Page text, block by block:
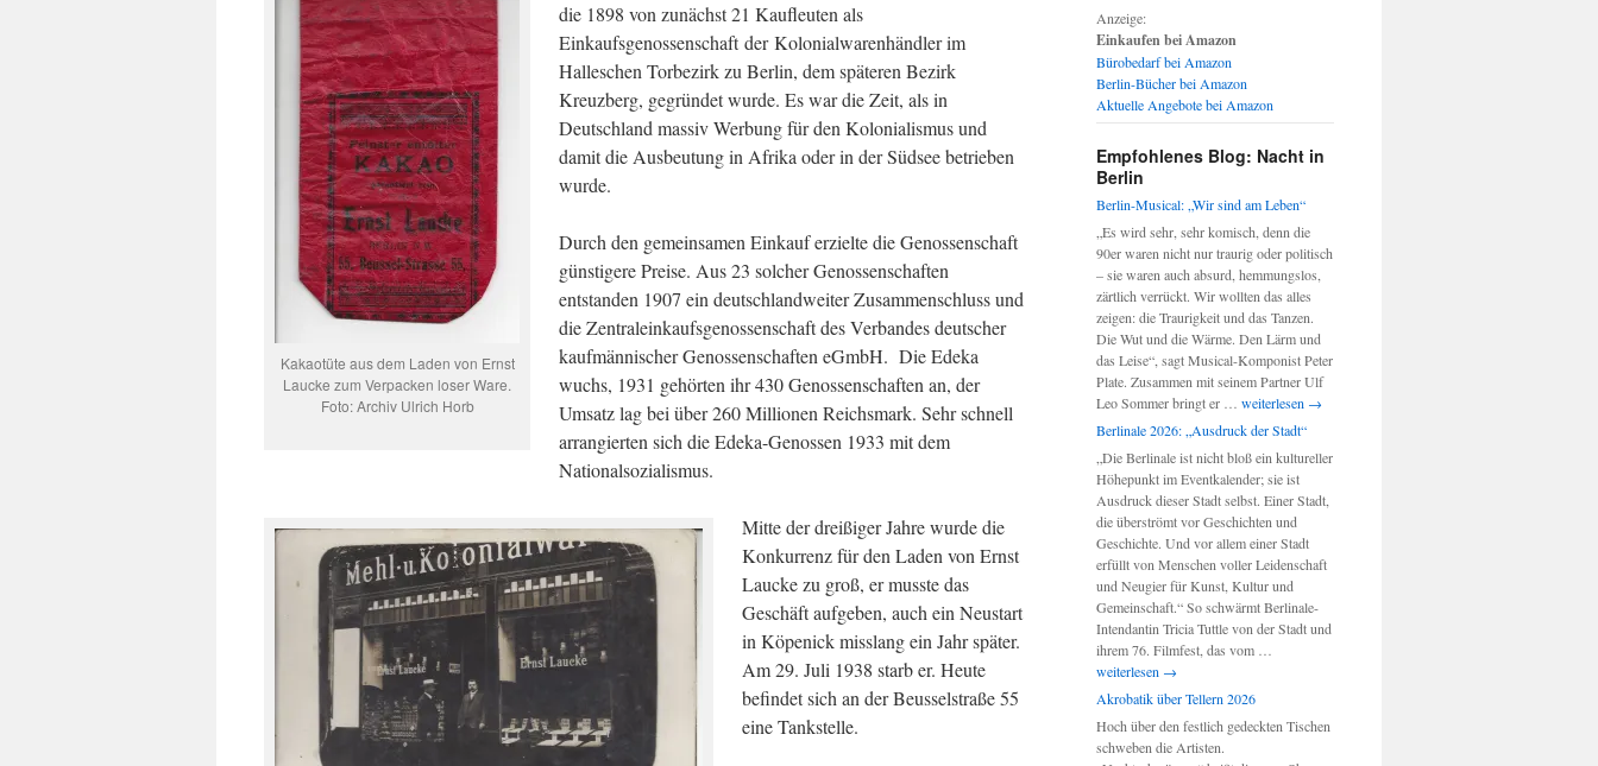
Kakaotüte aus dem Laden von Ernst
Laucke zum Verpacken loser Ware.
Foto: Archiv Ulrich Horb
die 1898 von zunächst 21 Kaufleuten als
Einkaufsgenossenschaft der Kolonialwarenhändler im
Halleschen Torbezirk zu Berlin, dem späteren Bezirk
Kreuzberg, gegründet wurde. Es war die Zeit, als in
Deutschland massiv Werbung für den Kolonialismus und
damit die Ausbeutung in Afrika oder in der Südsee betrieben
wurde.
Durch den gemeinsamen Einkauf erzielte die Genossenschaft
günstigere Preise. Aus 23 solcher Genossenschaften
entstanden 1907 ein deutschlandweiter Zusammenschluss und
die Zentraleinkaufsgenossenschaft des Verbandes deutscher
kaufmännischer Genossenschaften eGmbH. Die Edeka
wuchs, 1931 gehörten ihr 430 Genossenschaften an, der
Umsatz lag bei über 260 Millionen Reichsmark. Sehr schnell
arrangierten sich die Edeka-Genossen 1933 mit dem
Nationalsozialismus.
Mitte der dreißiger Jahre wurde die
Konkurrenz für den Laden von Ernst
Laucke zu groß, er musste das
Geschäft aufgeben, auch ein Neustart
in Köpenick misslang ein Jahr später.
Am 29. Juli 1938 starb er. Heute
befindet sich an der Beusselstraße 55
eine Tankstelle.
Anzeige:
Einkaufen bei Amazon
Bürobedarf bei Amazon
Berlin-Bücher bei Amazon
Aktuelle Angebote bei Amazon
Empfohlenes Blog: Nacht in
Berlin
Berlin-Musical: „Wir sind am Leben“
„Es wird sehr, sehr komisch, denn die
90er waren nicht nur traurig oder politisch
– sie waren auch absurd, hemmungslos,
zärtlich verrückt. Wir wollten das alles
zeigen: die Traurigkeit und das Tanzen.
Die Wut und die Wärme. Den Lärm und
das Leise“, sagt Musical-Komponist Peter
Plate. Zusammen mit seinem Partner Ulf
Leo Sommer bringt er … Berlin-
Musical:
sind
am
Leben“
weiterlesen →
Berlinale 2026: „Ausdruck der Stadt“
„Die Berlinale ist nicht bloß ein kultureller
Höhepunkt im Eventkalender; sie ist
Ausdruck dieser Stadt selbst. Einer Stadt,
die überströmt vor Geschichten und
Geschichte. Und vor allem einer Stadt
erfüllt von Menschen voller Leidenschaft
und Neugier für Kunst, Kultur und
Gemeinschaft.“ So schwärmt Berlinale-
Intendantin Tricia Tuttle von der Stadt und
ihrem 76. Filmfest, das vom …
Stadt“
weiterlesen →
Akrobatik über Tellern 2026
Hoch über den festlich gedeckten Tischen
schweben die Artisten.